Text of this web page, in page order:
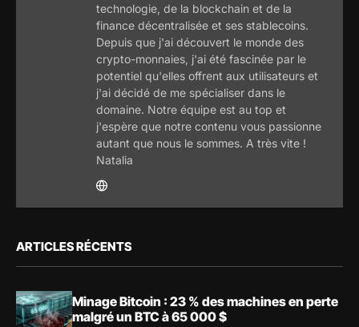
technologie, de la blockchain et de la
finance décentralisée et ses stablecoins.
Depuis que j'ai découvert le monde des
crypto-monnaies, j'ai été fascinée par le
potentiel qu'elles offrent aux utilisateurs et
j'ai décidé de me spécialiser dans le
domaine. Notre équipe est au top et
j'espère que notre contenu vous passionne
autant que nous le sommes. A très vite !
Natalia
ARTICLES RÉCENTS
Minage Bitcoin : 23 % des machines en perte
malgré un BTC à 65 000 $